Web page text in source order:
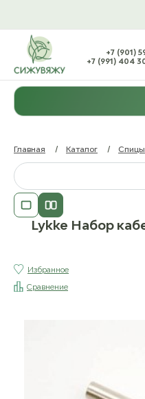
+7 (901)
+7 (991) 404
Главная / Каталог / Спицы
Lykke Набор
Избранное
Сравнение